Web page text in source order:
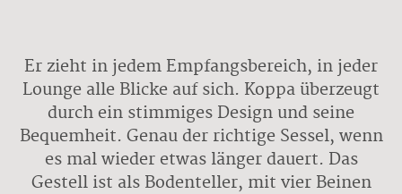
Er zieht in jedem Empfangsbereich, in jeder
Lounge alle Blicke auf sich. Koppa überzeugt
durch ein stimmiges Design und seine
Bequemheit. Genau der richtige Sessel, wenn
es mal wieder etwas länger dauert. Das
Gestell ist als Bodenteller, mit vier Beinen